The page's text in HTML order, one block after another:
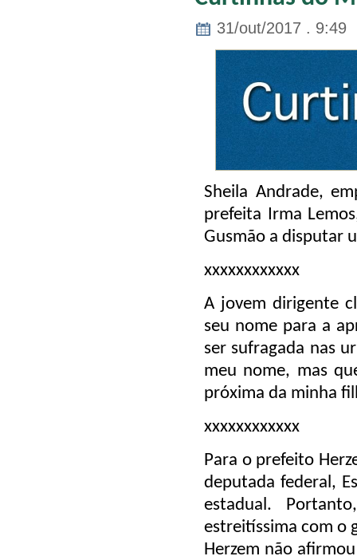
31/out/2017 . 9:49
Sheila Andrade,
prefeita Irma
Gusmão a disputar
xxxxxxxxxxxx
A jovem dirigente
seu nome para a
ser sufragada nas
meu nome, mas
próxima da minha
xxxxxxxxxxxx
Para o prefeito
deputada federal,
estadual.
estreitíssima com o
Herzem não